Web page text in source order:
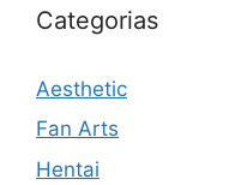
Categorias
Aesthetic
Fan Arts
Hentai